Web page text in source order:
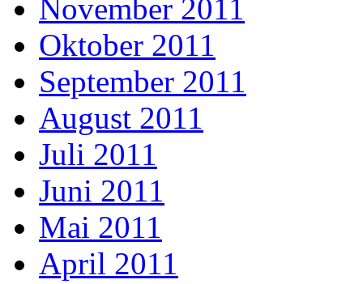
November 2011
Oktober 2011
September 2011
August 2011
Juli 2011
Juni 2011
Mai 2011
April 2011